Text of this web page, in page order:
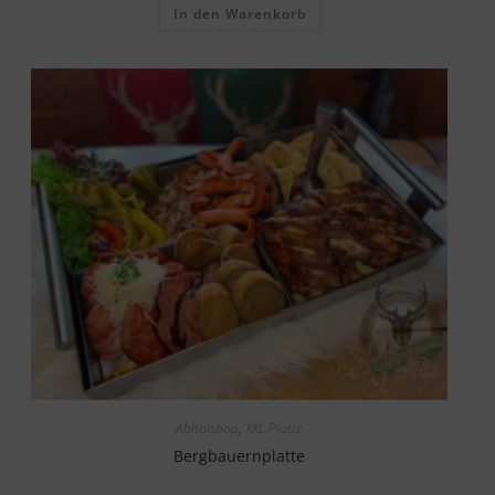
In den Warenkorb
Abholshop , XXL Platte
Bergbauernplatte